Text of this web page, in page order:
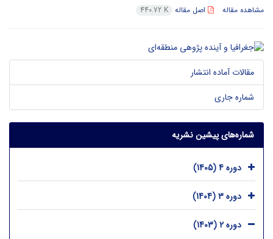
مشاهده مقاله اصل مقاله 440.72 K
مقالات آماده انتشار
شماره جاری
شماره‌های پیشین نشریه
دوره 4 (1405)
دوره 3 (1404)
دوره 2 (1403)